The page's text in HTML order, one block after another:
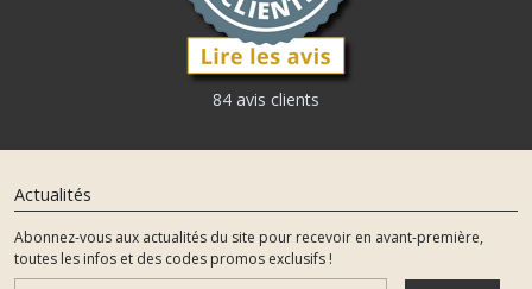
84 avis clients
Actualités
Abonnez-vous aux actualités du site pour recevoir en avant-première,
toutes les infos et des codes promos exclusifs !